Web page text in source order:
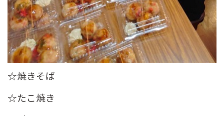
☆焼きそば
☆たこ焼き